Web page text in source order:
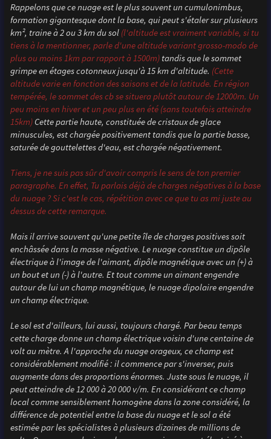
Rappelons que ce nuage est le plus souvent un cumulonimbus,
formation gigantesque dont la base, qui peut s'étaler sur plusieurs
km², traine à 2 ou 3 km du sol (l'altitude est vraiment variable, si tu
tiens à la mentionner, parle d'une altitude variant grosso-modo de
plus ou moins 1km par rapport à 1500m)tandis que le sommet
grimpe en étages cotonneux jusqu'à 15 km d'altitude. (Cette
altitude varie en fonction des saisons et de la latitude. En région
tempérée, le sommet des cb se situera plutôt autour de 12000m. Un
peu moins en hiver et un peu plus en été (sans toutefois atteindre
15km)Cette partie haute, constituée de cristaux de glace
minuscules, est chargée positivement tandis que la partie basse,
saturée de gouttelettes d'eau, est chargée négativement.
Tiens, je ne suis pas sûr d'avoir compris le sens de ton premier
paragraphe. En effet, Tu parlais déjà de charges négatives à la base
du nuage ? Si c'est le cas, répétition avec ce que tu as mi juste au
dessus de cette remarque.
Mais il arrive souvent qu'une petite île de charges positives soit
enchâssée dans la masse négative. Le nuage constitue un dipôle
électrique à l'image de l'aimant, dipôle magnétique avec un (+) à
un bout et un (-) à l'autre. Et tout comme un aimant engendre
autour de lui un champ magnétique, le nuage dipolaire engendre
un champ électrique.
Le sol est d'ailleurs, lui aussi, toujours chargé. Par beau temps
cette charge donne un champ électrique voisin d'une centaine de
volt au mètre. A l'approche du nuage orageux, ce champ est
considérablement modifié : il commence par s'inverser, puis
augmente dans des proportions énormes. Juste sous le nuage, il
peut atteindre de 12 000 à 20 000 v/m. En considérant ce champ
local comme sensiblement homogène dans la zone considéré, la
différence de potentiel entre la base du nuage et le sol a été
estimée par les spécialistes à plusieurs dizaines de millions de